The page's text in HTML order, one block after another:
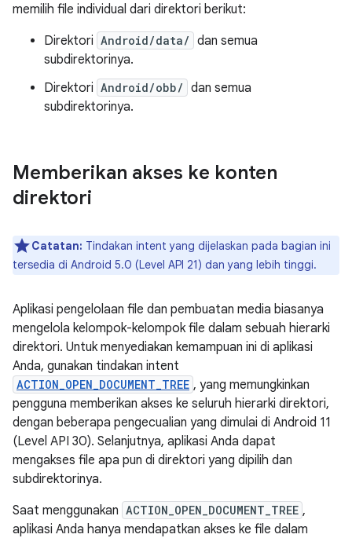
memilih file individual dari direktori berikut:
Direktori Android/data/ dan semua
subdirektorinya.
Direktori Android/obb/ dan semua
subdirektorinya.
Memberikan akses ke konten
direktori
Catatan: Tindakan intent yang dijelaskan pada bagian ini
tersedia di Android 5.0 (Level API 21) dan yang lebih tinggi.
Aplikasi pengelolaan file dan pembuatan media biasanya
mengelola kelompok-kelompok file dalam sebuah hierarki
direktori. Untuk menyediakan kemampuan ini di aplikasi
Anda, gunakan tindakan intent
ACTION_OPEN_DOCUMENT_TREE , yang memungkinkan
pengguna memberikan akses ke seluruh hierarki direktori,
dengan beberapa pengecualian yang dimulai di Android 11
(Level API 30). Selanjutnya, aplikasi Anda dapat
mengakses file apa pun di direktori yang dipilih dan
subdirektorinya.
Saat menggunakan ACTION_OPEN_DOCUMENT_TREE ,
aplikasi Anda hanya mendapatkan akses ke file dalam